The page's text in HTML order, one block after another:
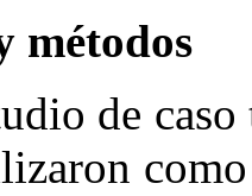
métodos
de